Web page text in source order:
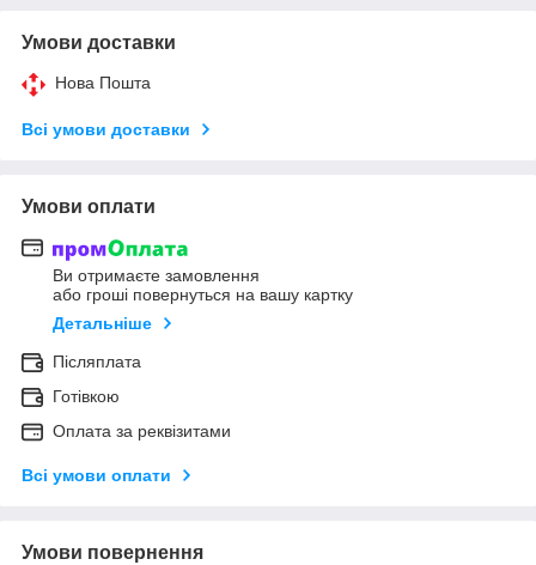
Умови доставки
Нова Пошта
Всі умови доставки
Умови оплати
Ви отримаєте замовлення
або гроші повернуться на вашу картку
Детальніше
Післяплата
Готівкою
Оплата за реквізитами
Всі умови оплати
Умови повернення